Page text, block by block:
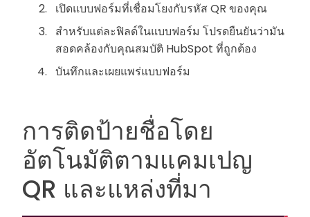
เปิดแบบฟอร์มที่เชื่อมโยงกับรหัส QR ของคุณ
สำหรับแต่ละฟิลด์ในแบบฟอร์ม โปรดยืนยันว่ามัน
สอดคล้องกับคุณสมบัติ HubSpot ที่ถูกต้อง
บันทึกและเผยแพร่แบบฟอร์ม
การติดป้ายชื่อโดย
อัตโนมัติตามแคมเปญ
QR และแหล่งที่มา